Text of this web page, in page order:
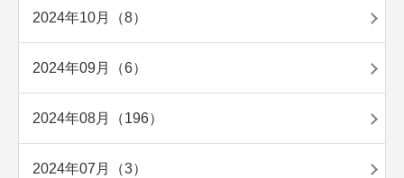
2024年10月（8）
2024年09月（6）
2024年08月（196）
2024年07月（3）